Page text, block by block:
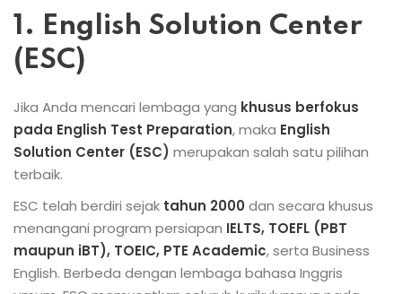
1. English Solution Center
(ESC)
Jika Anda mencari lembaga yang khusus berfokus
pada English Test Preparation, maka English
Solution Center (ESC) merupakan salah satu pilihan
terbaik.
ESC telah berdiri sejak tahun 2000 dan secara khusus
menangani program persiapan IELTS, TOEFL (PBT
maupun iBT), TOEIC, PTE Academic, serta Business
English. Berbeda dengan lembaga bahasa Inggris